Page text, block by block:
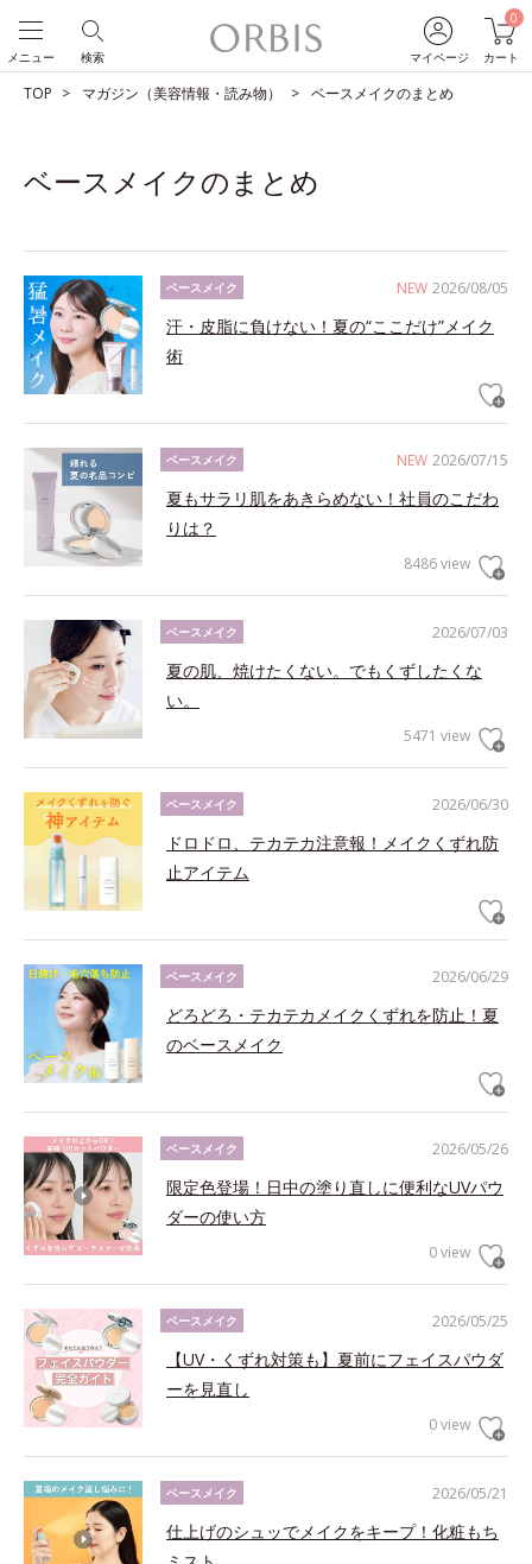
マイページ
0
カート
検索
メニュー
TOP マガジン（美容情報・読み物） ベースメイクのまとめ
ベースメイクのまとめ
NEW 2026/08/05
ベースメイク
汗・皮脂に負けない！夏の“ここだけ”メイク
術
NEW 2026/07/15
ベースメイク
夏もサラリ肌をあきらめない！社員のこだわ
りは？
8486 view
2026/07/03
ベースメイク
夏の肌、焼けたくない。でもくずしたくな
い。
5471 view
2026/06/30
ベースメイク
ドロドロ、テカテカ注意報！メイクくずれ防
止アイテム
2026/06/29
ベースメイク
どろどろ・テカテカメイクくずれを防止！夏
のベースメイク
2026/05/26
ベースメイク
限定色登場！日中の塗り直しに便利なUVパウ
ダーの使い方
0 view
2026/05/25
ベースメイク
【UV・くずれ対策も】夏前にフェイスパウダ
ーを見直し
0 view
2026/05/21
ベースメイク
仕上げのシュッでメイクをキープ！化粧もち